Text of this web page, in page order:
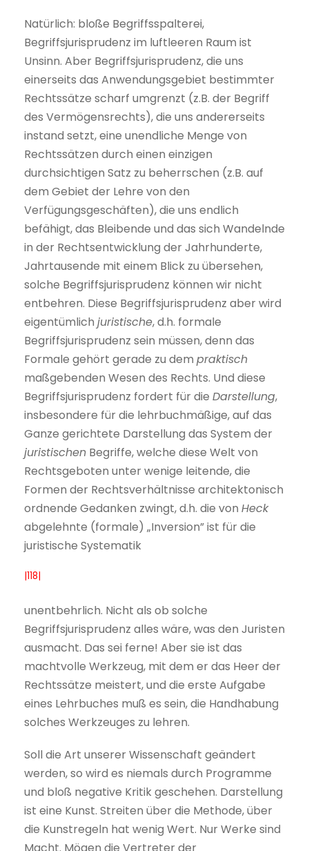
Natürlich: bloße Begriffsspalterei,
Begriffsjurisprudenz im luftleeren Raum ist
Unsinn. Aber Begriffsjurisprudenz, die uns
einerseits das Anwendungsgebiet bestimmter
Rechtssätze scharf umgrenzt (z.B. der Begriff
des Vermögensrechts), die uns andererseits
instand setzt, eine unendliche Menge von
Rechtssätzen durch einen einzigen
durchsichtigen Satz zu beherrschen (z.B. auf
dem Gebiet der Lehre von den
Verfügungsgeschäften), die uns endlich
befähigt, das Bleibende und das sich Wandelnde
in der Rechtsentwicklung der Jahrhunderte,
Jahrtausende mit einem Blick zu übersehen,
solche Begriffsjurisprudenz können wir nicht
entbehren. Diese Begriffsjurisprudenz aber wird
eigentümlich juristische, d.h. formale
Begriffsjurisprudenz sein müssen, denn das
Formale gehört gerade zu dem praktisch
maßgebenden Wesen des Rechts. Und diese
Begriffsjurisprudenz fordert für die Darstellung,
insbesondere für die lehrbuchmäßige, auf das
Ganze gerichtete Darstellung das System der
juristischen Begriffe, welche diese Welt von
Rechtsgeboten unter wenige leitende, die
Formen der Rechtsverhältnisse architektonisch
ordnende Gedanken zwingt, d.h. die von Heck
abgelehnte (formale) „Inversion” ist für die
juristische Systematik
|118|
unentbehrlich. Nicht als ob solche
Begriffsjurisprudenz alles wäre, was den Juristen
ausmacht. Das sei ferne! Aber sie ist das
machtvolle Werkzeug, mit dem er das Heer der
Rechtssätze meistert, und die erste Aufgabe
eines Lehrbuches muß es sein, die Handhabung
solches Werkzeuges zu lehren.
Soll die Art unserer Wissenschaft geändert
werden, so wird es niemals durch Programme
und bloß negative Kritik geschehen. Darstellung
ist eine Kunst. Streiten über die Methode, über
die Kunstregeln hat wenig Wert. Nur Werke sind
Macht. Mögen die Vertreter der